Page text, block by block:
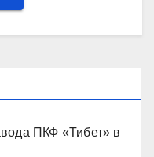
ПКФ «Тибет» в